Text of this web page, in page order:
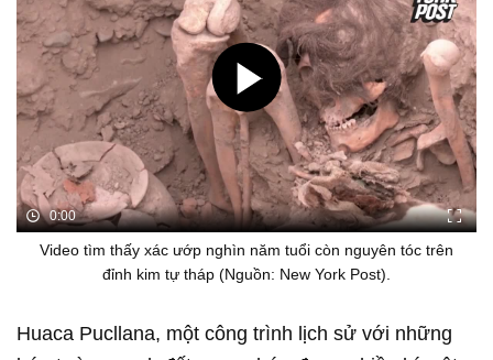
0:00
Video tìm thấy xác ướp nghìn năm tuổi còn nguyên tóc trên
đỉnh kim tự tháp (Nguồn: New York Post).
Huaca Pucllana, một công trình lịch sử với những